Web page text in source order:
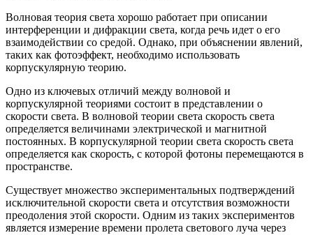
Волновая теория света хорошо работает при описании
интерференции и дифракции света, когда речь идет о его
взаимодействии со средой. Однако, при объяснении явлений,
таких как фотоэффект, необходимо использовать
корпускулярную теорию.
Одно из ключевых отличий между волновой и
корпускулярной теориями состоит в представлении о
скорости света. В волновой теории света скорость света
определяется величинами электрической и магнитной
постоянных. В корпускулярной теории света скорость света
определяется как скорость, с которой фотоны перемещаются в
пространстве.
Существует множество экспериментальных подтверждений
исключительной скорости света и отсутствия возможности
преодоления этой скорости. Одним из таких экспериментов
является измерение времени пролета светового луча через